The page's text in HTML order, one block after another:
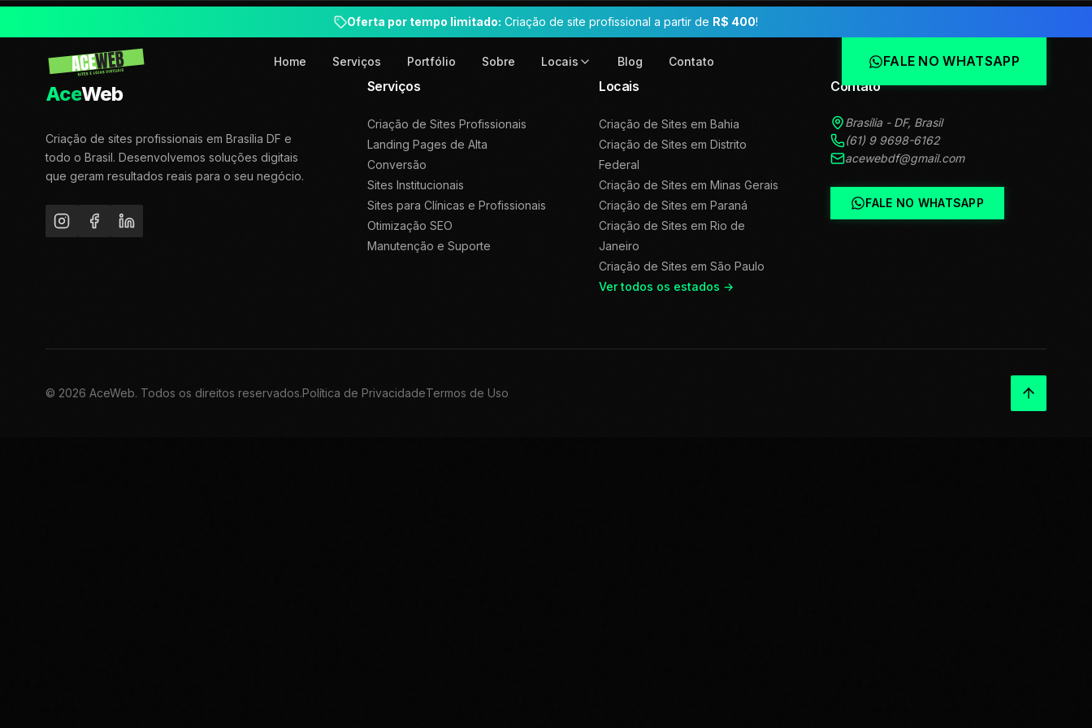
Oferta por tempo limitado: Criação de site profissional a partir de R$ 400!
Home Serviços Portfólio Sobre Locais Blog Contato FALE NO WHATSAPP
AceWeb
Criação de sites profissionais em Brasília DF e
todo o Brasil. Desenvolvemos soluções digitais
que geram resultados reais para o seu negócio.
Serviços
Criação de Sites Profissionais
Landing Pages de Alta
Conversão
Sites Institucionais
Sites para Clínicas e Profissionais
Otimização SEO
Manutenção e Suporte
Locais
Criação de Sites emBahia
Criação de Sites emDistrito
Federal
Criação de Sites emMinas Gerais
Criação de Sites emParaná
Criação de Sites emRio de
Janeiro
Criação de Sites emSão Paulo
Ver todos os estados →
Contato
Brasília - DF, Brasil
(61) 9 9698-6162
acewebdf@gmail.com
FALE NO WHATSAPP
© 2026 AceWeb. Todos os direitos reservados.Política de PrivacidadeTermos de Uso